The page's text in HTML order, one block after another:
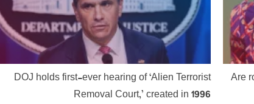
Are
DOJ holds first-ever hearing of ‘Alien Terrorist
Removal Court,’ created in 1996